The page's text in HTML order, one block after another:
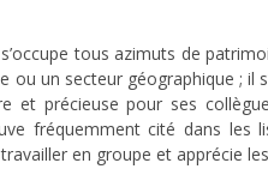
tous azimuts de
ou un secteur géographique ;
et précieuse pour ses
fréquemment cité dans
en groupe et apprécie